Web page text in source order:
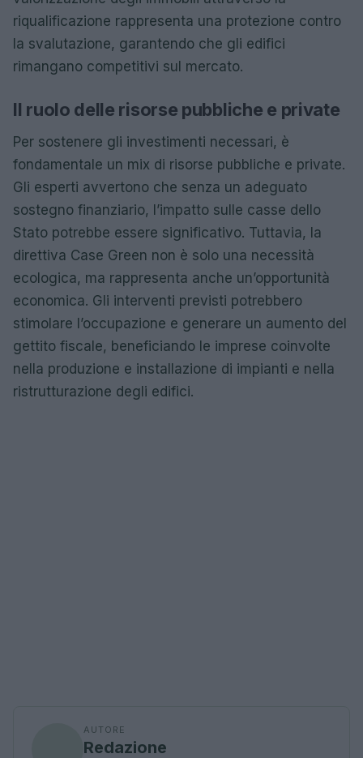
riqualificazione rappresenta una protezione contro
la svalutazione, garantendo che gli edifici
rimangano competitivi sul mercato.
Il ruolo delle risorse pubbliche e private
Per sostenere gli investimenti necessari, è
fondamentale un mix di risorse pubbliche e private.
Gli esperti avvertono che senza un adeguato
sostegno finanziario, l’impatto sulle casse dello
Stato potrebbe essere significativo. Tuttavia, la
direttiva Case Green non è solo una necessità
ecologica, ma rappresenta anche un’opportunità
economica. Gli interventi previsti potrebbero
stimolare l’occupazione e generare un aumento del
gettito fiscale, beneficiando le imprese coinvolte
nella produzione e installazione di impianti e nella
ristrutturazione degli edifici.
AUTORE
Redazione